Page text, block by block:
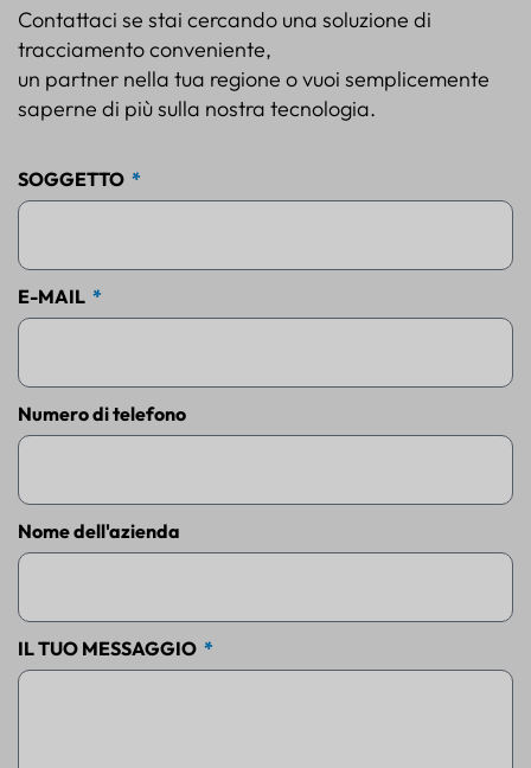
Contattaci se stai cercando una soluzione di
tracciamento conveniente,
un partner nella tua regione o vuoi semplicemente
saperne di più sulla nostra tecnologia.
SOGGETTO
E-MAIL
Numero di telefono
Nome dell'azienda
IL TUO MESSAGGIO